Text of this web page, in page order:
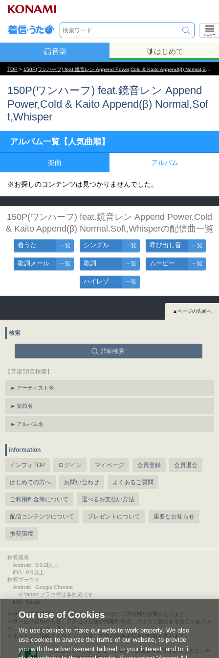
メニュー
音楽 はじめて
TOP > 150P(ワンハーフ) feat.鏡音レン Append Power,Cold & Kaito Append(β) Normal,Soft,Whisper
150P(ワンハーフ) feat.鏡音レン Append
Power,Cold & Kaito Append(β) Normal,Sof
t,Whisper
アルバム一覧【人気曲順】
楽曲 アルバム
※お探しのコンテンツは見つかりませんでした。
150P(ワンハーフ) feat.鏡音レン Append Power,Cold
& Kaito Append(β) Normal,Soft,Whisperの配信曲一覧
着うた 一覧 シングル 一覧 呼び出し音 一覧
歌詞メール 一覧 歌詞 一覧 ムービー 一覧
ハイレゾ 一覧
▲ページの先頭へ
検索
詳細検索
【音楽50音検索】
アーティスト名
楽曲名
アルバム名
information
インフォTOP ログイン マイページ 会員登録 会員退会
はじめての方へ お問い合わせ よくあるご質問
ご利用料金等について 選べるお支払い方法
配信コンテンツについて プレゼントについて 重要なお知らせ
推奨環境
推奨環境
Android : 5.0.2以上
iOS : 9.0以上
推奨ブラウザ
Android : Google Chrome
※Yahoo!ブラウザは非対応です。
iOS : Safari
サービスをご利用されるには、情報料のほかに通信料が必要になります。
サービス名称や内容、アクセス方法や情報料等は、予告なく変更する場合がありま
す。あらかじめご了承ください。
本ページに掲載のイラスト・写真・文章の無断複写及び転載を禁じます。
このエルマークは、レコード会社・映像製作会社が提供するコンテ
Our use of Cookies
We use cookies to make our website work properly. We also
use cookies to analyze the traffic of our website, to provide
you with the advertisement tailored to your interest, and to li